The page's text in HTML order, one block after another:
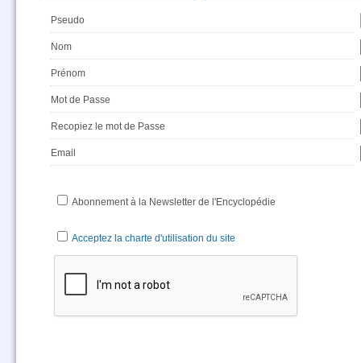
Pseudo
Nom
Prénom
Mot de Passe
Recopiez le mot de Passe
Email
Abonnement à la Newsletter de l'Encyclopédie
Acceptez la charte d'utilisation du site